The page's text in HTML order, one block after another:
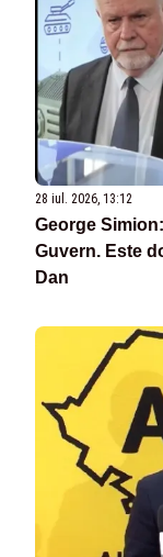
28 iul. 2026, 13:12
George
Guvern. Este
Dan